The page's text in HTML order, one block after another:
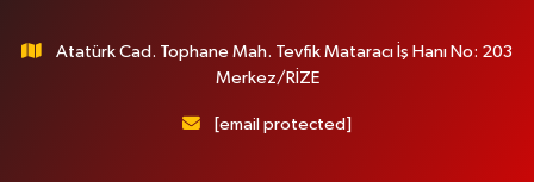
Atatürk Cad. Tophane Mah. Tevfik Mataracı İş Hanı No: 203
Merkez/RİZE
[email protected]